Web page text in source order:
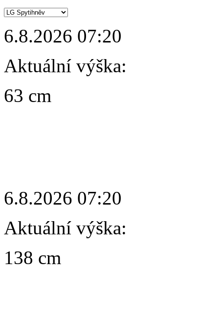
6.8.2026 07:20
Aktuální výška:
63 cm
6.8.2026 07:20
Aktuální výška:
138 cm